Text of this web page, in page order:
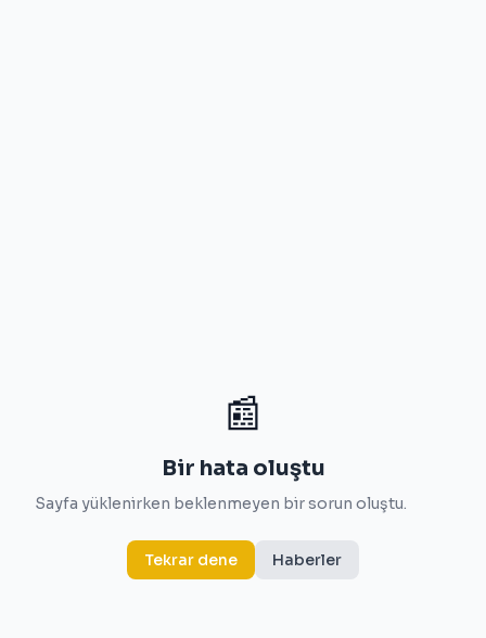
📰
Bir hata oluştu
Sayfa yüklenirken beklenmeyen bir sorun oluştu.
Tekrar dene Haberler